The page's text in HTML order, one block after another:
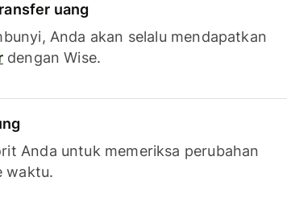
uang
Anda akan selalu mendapatkan
dengan Wise.
Anda untuk memeriksa perubahan
waktu.